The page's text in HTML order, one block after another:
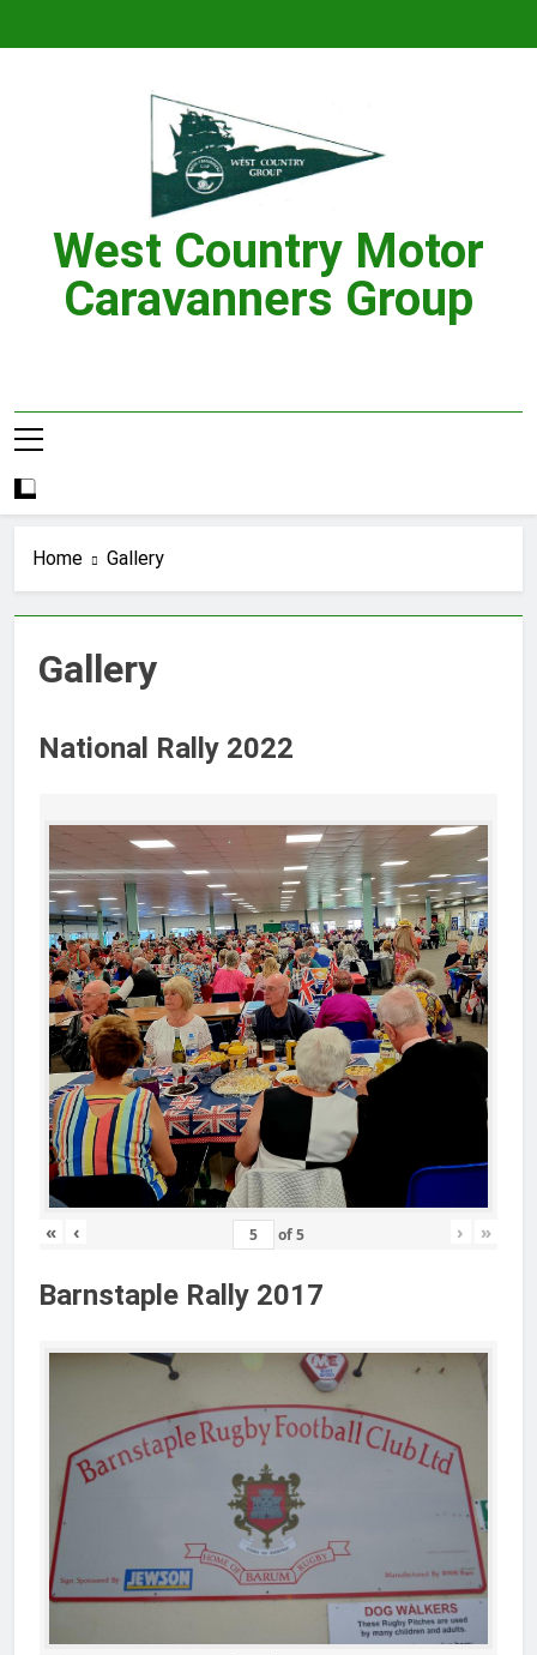
West Country Motor
Caravanners Group
Home Gallery
Gallery
National Rally 2022
« ‹ of5 › »
Barnstaple Rally 2017